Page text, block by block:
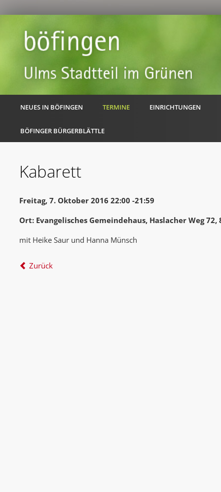
NEUES IN BÖFINGEN TERMINE EINRICHTUNGEN
BÖFINGER BÜRGERBLÄTTLE
Kabarett
Freitag, 7. Oktober 2016 22:00 -21:59
Ort: Evangelisches Gemeindehaus, Haslacher Weg 72,
mit Heike Saur und Hanna Münsch
Zurück